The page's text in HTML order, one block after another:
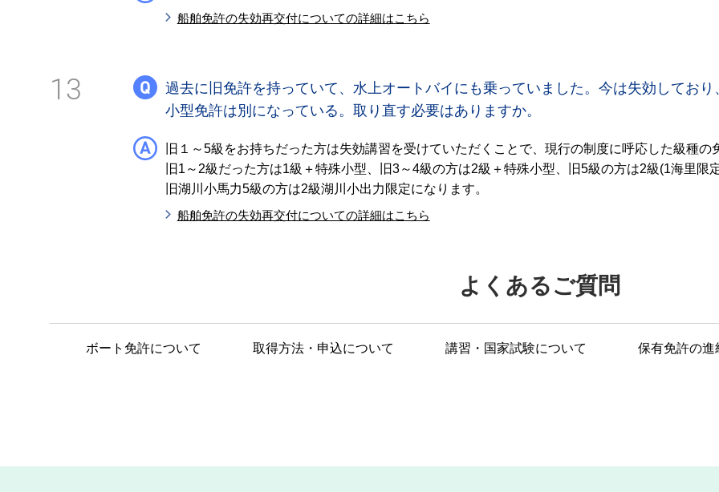
船舶免許の失効再交付についての詳細はこちら
13
過去に旧免許を持っていて、水上オートバイにも乗っていました。今は失効してお
小型免許は別になっている。取り直す必要はありますか。
旧１～5級をお持ちだった方は失効講習を受けていただくことで、現行の制度に呼応した級種の
旧1～2級だった方は1級＋特殊小型、旧3～4級の方は2級＋特殊小型、旧5級の方は2級(1海里限
旧湖川小馬力5級の方は2級湖川小出力限定になります。
船舶免許の失効再交付についての詳細はこちら
よくあるご質問
ボート免許について 取得方法・申込について 講習・国家試験について 保有免許の進